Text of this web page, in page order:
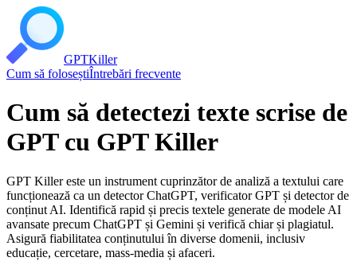
GPTKiller
Cum să foloseștiÎntrebări frecvente
Cum să detectezi texte scrise de
GPT cu GPT Killer
GPT Killer este un instrument cuprinzător de analiză a textului care
funcționează ca un detector ChatGPT, verificator GPT și detector de
conținut AI. Identifică rapid și precis textele generate de modele AI
avansate precum ChatGPT și Gemini și verifică chiar și plagiatul.
Asigură fiabilitatea conținutului în diverse domenii, inclusiv
educație, cercetare, mass-media și afaceri.